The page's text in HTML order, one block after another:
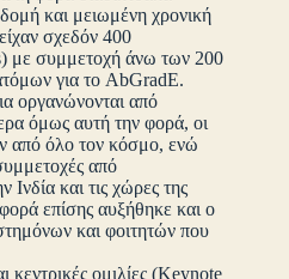
και μειωμένη χρονική
σχεδόν 400
με συμμετοχή άνω των 200
για το AbGradE.
οργανώνονται από
όμως αυτή την φορά, οι
από όλο τον κόσμο, ενώ
από
και τις χώρες της
επίσης αυξήθηκε και ο
και φοιτητών που
ομιλίες (Keynote